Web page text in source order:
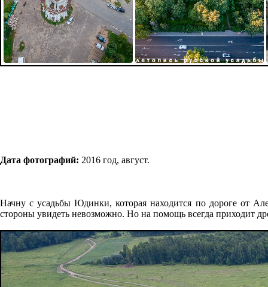
Дата фотографий: 2016 год, август.
Начну с усадьбы Юдинки, которая находится по дороге от
стороны увидеть невозможно. Но на помощь всегда приходит